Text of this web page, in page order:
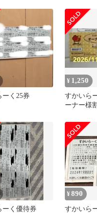
いらーく
ーく25券
¥ 1,250
すかいら
ーナー様
ーく優待券
¥890
すかいら